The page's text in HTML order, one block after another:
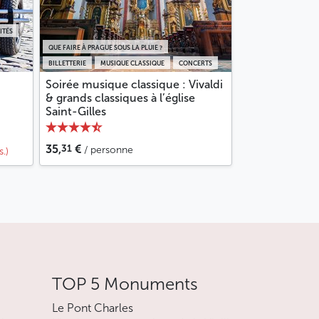
BILLETTERIE MUSIQUE CLASSIQUE CONCERTS
QUE FAIRE À PRAGUE SOUS LA PLUIE ?
Soirée musique classique : Vivaldi
& grands classiques à l’église
Saint-Gilles
35,31 € / personne
TOP 5 Monuments
Le Pont Charles